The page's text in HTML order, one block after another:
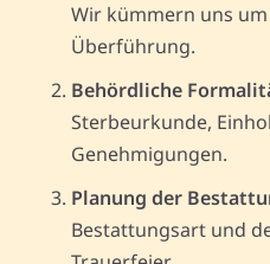
Wir kümmern uns
Überführung.
Behördliche
Sterbeurkunde,
Genehmigungen.
Planung der
Bestattungsart und